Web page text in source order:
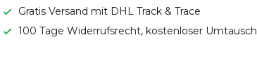
Gratis Versand mit DHL Track & Trace
100 Tage Widerrufsrecht, kostenloser Umtausch